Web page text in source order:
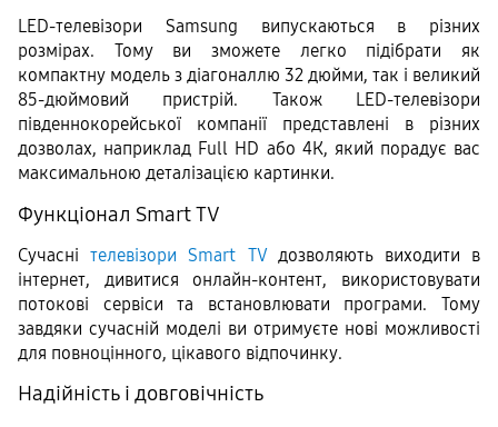
LED-телевізори Samsung випускаються в різних
розмірах. Тому ви зможете легко підібрати як
компактну модель з діагоналлю 32 дюйми, так і великий
85-дюймовий пристрій. Також LED-телевізори
південнокорейської компанії представлені в різних
дозволах, наприклад Full HD або 4К, який порадує вас
максимальною деталізацією картинки.
Функціонал Smart TV
Сучасні телевізори Smart TV дозволяють виходити в
інтернет, дивитися онлайн-контент, використовувати
потокові сервіси та встановлювати програми. Тому
завдяки сучасній моделі ви отримуєте нові можливості
для повноцінного, цікавого відпочинку.
Надійність і довговічність